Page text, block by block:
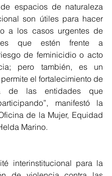
espacios de naturaleza
son útiles para hacer
a los casos urgentes de
que estén frente a
de feminicidio o acto
pero también, es un
el fortalecimiento de
de las entidades que
manifestó la
de la Mujer, Equidad
Marino.
interinstitucional para la